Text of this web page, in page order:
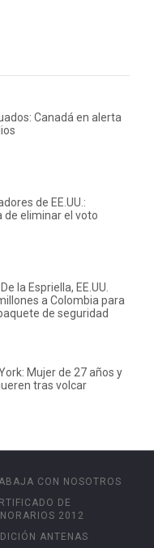
Canadá en alerta
de EE.UU.:
eliminar el voto
la Espriella, EE.UU.
a Colombia para
de seguridad
Mujer de 27 años y
tras volcar
CON NOSOTROS
DE
2012
ANTENAS